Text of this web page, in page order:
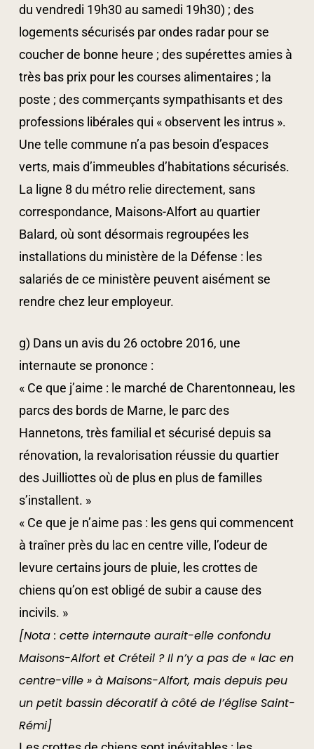
du vendredi 19h30 au samedi 19h30) ; des
logements sécurisés par ondes radar pour se
coucher de bonne heure ; des supérettes amies à
très bas prix pour les courses alimentaires ; la
poste ; des commerçants sympathisants et des
professions libérales qui « observent les intrus ».
Une telle commune n’a pas besoin d’espaces
verts, mais d’immeubles d’habitations sécurisés.
La ligne 8 du métro relie directement, sans
correspondance, Maisons-Alfort au quartier
Balard, où sont désormais regroupées les
installations du ministère de la Défense : les
salariés de ce ministère peuvent aisément se
rendre chez leur employeur.
g) Dans un avis du 26 octobre 2016, une
internaute se prononce :
« Ce que j’aime : le marché de Charentonneau, les
parcs des bords de Marne, le parc des
Hannetons, très familial et sécurisé depuis sa
rénovation, la revalorisation réussie du quartier
des Juilliottes où de plus en plus de familles
s’installent. »
« Ce que je n’aime pas : les gens qui commencent
à traîner près du lac en centre ville, l’odeur de
levure certains jours de pluie, les crottes de
chiens qu’on est obligé de subir a cause des
incivils. »
[Nota : cette internaute aurait-elle confondu
Maisons-Alfort et Créteil ? Il n’y a pas de « lac en
centre-ville » à Maisons-Alfort, mais depuis peu
un petit bassin décoratif à côté de l’église Saint-
Rémi]